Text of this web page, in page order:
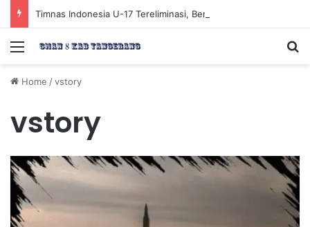
Menu
Home /vstory
vstory